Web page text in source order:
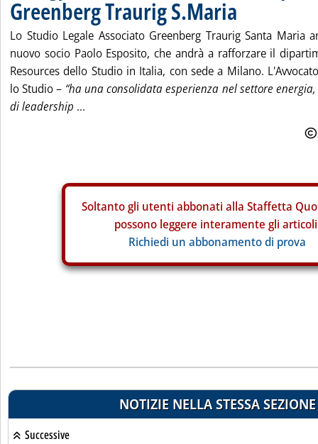
Greenberg Traurig S.Maria
Lo Studio Legale Associato Greenberg Traurig Santa Maria
nuovo socio Paolo Esposito, che andrà a rafforzare il
Resources dello Studio in Italia, con sede a Milano.
lo Studio – “ha una consolidata esperienza nel settore
di leadership ...
Soltanto gli utenti abbonati alla Staffetta
possono leggere interamente gli
Richiedi un abbonamento di prova
NOTIZIE NELLA STESSA SEZIONE
Successive